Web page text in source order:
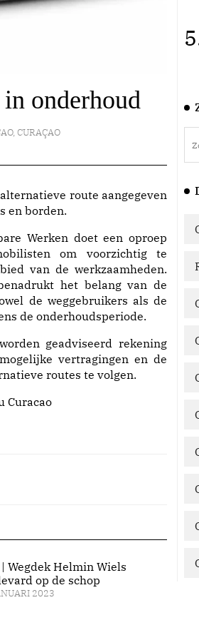
onderhoud
, CURAÇAO
route aangegeven
en borden.
Werken doet een oproep
om voorzichtig te
van de werkzaamheden.
het belang van de
de weggebruikers als de
de onderhoudsperiode.
geadviseerd rekening
vertragingen en de
routes te volgen.
Curacao
| Wegdek Helmin Wiels
op de schop
2023